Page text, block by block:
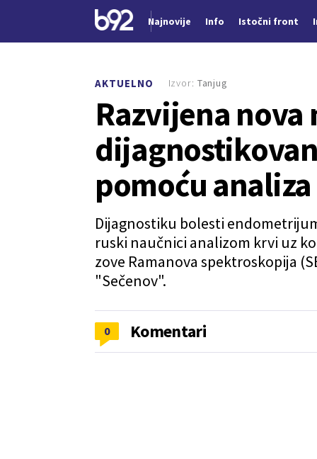
Najnovije Info Istočni front
AKTUELNO
Razvijena nova
pomoću
Dijagnostiku bolesti
ruski naučnici analizom krvi uz
zove Ramanova spektroskopija
"Sečenov".
Izvor: Tanjug
0 Komentari